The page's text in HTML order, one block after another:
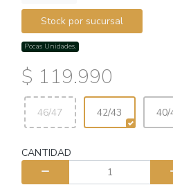
Stock por sucursal
Pocas Unidades.
$ 119.990
46/47 42/43 40/
CANTIDAD